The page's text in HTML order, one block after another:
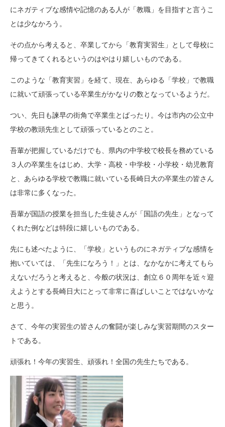
にネガティブな感情や記憶のある人が「教職」を目指すと言うこ
とは少なかろう。
その点から考えると、卒業してから「教育実習生」として母校に
帰ってきてくれるというのはやはり嬉しいものである。
このような「教育実習」を経て、現在、あらゆる「学校」で教職
に就いて頑張っている卒業生がかなりの数となっているようだ。
つい、先日も諫早の街角で卒業生とばったり。今は市内の公立中
学校の教頭先生として頑張っているとのこと。
吾輩が把握しているだけでも、県内の中学校で校長を務めている
３人の卒業生をはじめ、大学・高校・中学校・小学校・幼児教育
と、あらゆる学校で教職に就いている長崎日大の卒業生の皆さん
は非常に多くなった。
吾輩が国語の授業を担当した生徒さんが「国語の先生」となって
くれた例などは特段に嬉しいものである。
先にも述べたように、「学校」というものにネガティブな感情を
抱いていては、「先生になろう！」とは、なかなかに考えてもら
えないだろうと考えると、今般の状況は、創立６０周年を近々迎
えようとする長崎日大にとって非常に喜ばしいことではないかな
と思う。
さて、今年の実習生の皆さんの奮闘が楽しみな実習期間のスター
トである。
頑張れ！今年の実習生、頑張れ！全国の先生たちである。